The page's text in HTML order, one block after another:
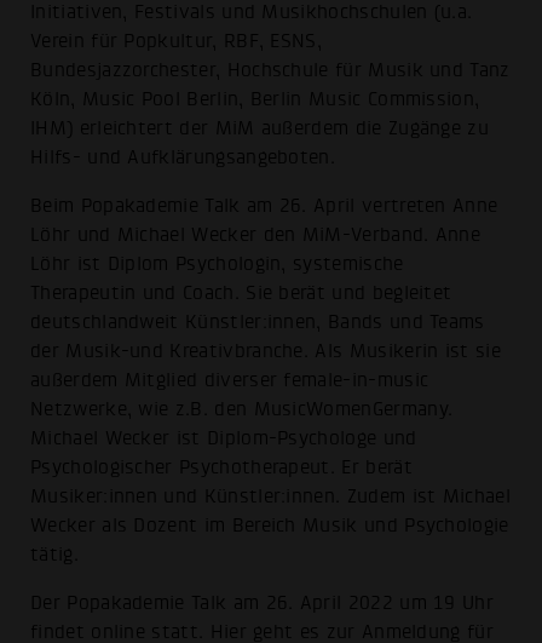
Initiativen, Festivals und Musikhochschulen (u.a.
Verein für Popkultur, RBF, ESNS,
Bundesjazzorchester, Hochschule für Musik und Tanz
Köln, Music Pool Berlin, Berlin Music Commission,
IHM) erleichtert der MiM außerdem die Zugänge zu
Hilfs- und Aufklärungsangeboten.
Beim Popakademie Talk am 26. April vertreten Anne
Löhr und Michael Wecker den MiM-Verband. Anne
Löhr ist Diplom Psychologin, systemische
Therapeutin und Coach. Sie berät und begleitet
deutschlandweit Künstler:innen, Bands und Teams
der Musik-und Kreativbranche. Als Musikerin ist sie
außerdem Mitglied diverser female-in-music
Netzwerke, wie z.B. den MusicWomenGermany.
Michael Wecker ist Diplom-Psychologe und
Psychologischer Psychotherapeut. Er berät
Musiker:innen und Künstler:innen. Zudem ist Michael
Wecker als Dozent im Bereich Musik und Psychologie
tätig.
Der Popakademie Talk am 26. April 2022 um 19 Uhr
findet online statt. Hier geht es zur Anmeldung für